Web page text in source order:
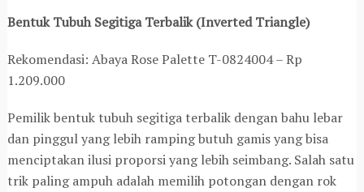
Bentuk Tubuh Segitiga Terbalik (Inverted Triangle)
Rekomendasi: Abaya Rose Palette T-0824004 – Rp
1.209.000
Pemilik bentuk tubuh segitiga terbalik dengan bahu lebar
dan pinggul yang lebih ramping butuh gamis yang bisa
menciptakan ilusi proporsi yang lebih seimbang. Salah satu
trik paling ampuh adalah memilih potongan dengan rok